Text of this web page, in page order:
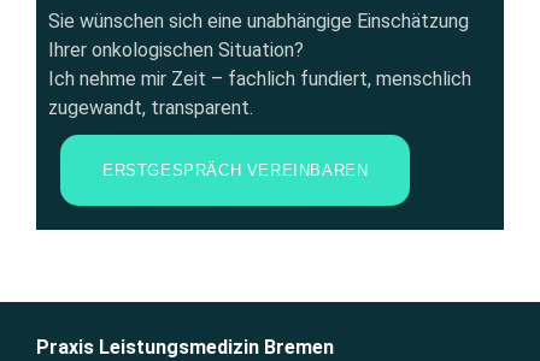
Sie wünschen sich eine unabhängige Einschätzung
Ihrer onkologischen Situation?
Ich nehme mir Zeit – fachlich fundiert, menschlich
zugewandt, transparent.
ERSTGESPRÄCH VEREINBAREN
Praxis Leistungsmedizin Bremen